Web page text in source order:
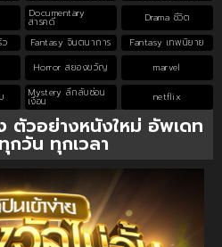
Documentary
สารคดี
Drama ชีวิต
ว Fantasy จินตนาการ
Fantasy เทพนิยาย
Horror สยองขวัญ marvel
Mystery ลึกลับซ่อน
เงื่อน netflix
ตัวอย่างหนังใหม่ อัพเดท
กวัน ทุกเวลา